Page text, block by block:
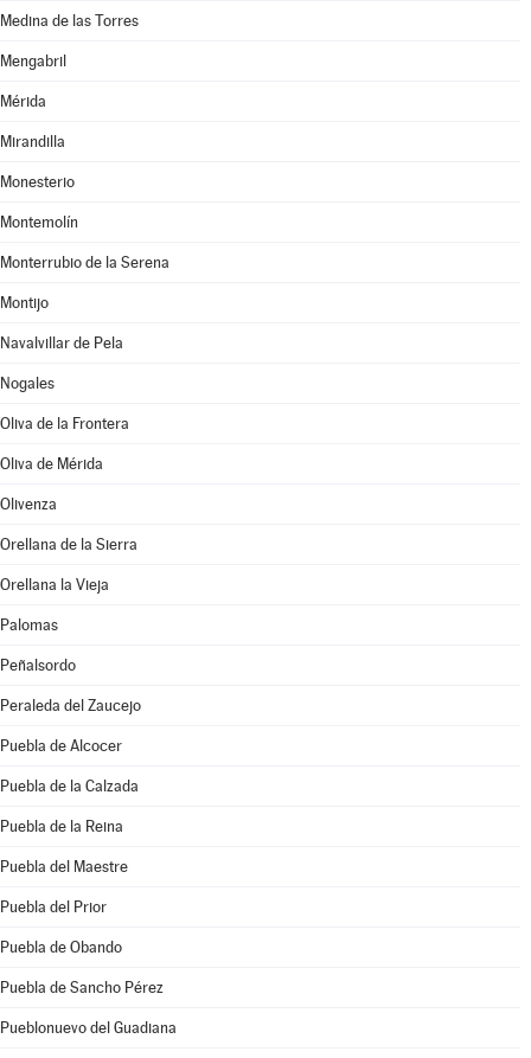
Medina de las Torres
Mengabril
Mérida
Mirandilla
Monesterio
Montemolín
Monterrubio de la Serena
Montijo
Navalvillar de Pela
Nogales
Oliva de la Frontera
Oliva de Mérida
Olivenza
Orellana de la Sierra
Orellana la Vieja
Palomas
Peñalsordo
Peraleda del Zaucejo
Puebla de Alcocer
Puebla de la Calzada
Puebla de la Reina
Puebla del Maestre
Puebla del Prior
Puebla de Obando
Puebla de Sancho Pérez
Pueblonuevo del Guadiana